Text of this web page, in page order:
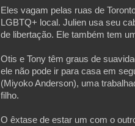
Eles vagam pelas ruas de
LGBTQ+ local. Julien usa seu
de libertação. Ele também tem
Otis e Tony têm graus de
ele não pode ir para casa em
(Miyoko Anderson), uma
filho.
O êxtase de estar um com o